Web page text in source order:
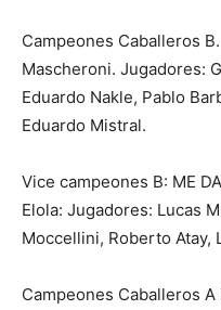
Campeones Caballeros
Mascheroni. Jugadores:
Eduardo Nakle, Pablo
Eduardo Mistral.
Vice campeones B: ME
Elola: Jugadores: Lucas
Moccellini, Roberto Atay,
Campeones Caballeros A